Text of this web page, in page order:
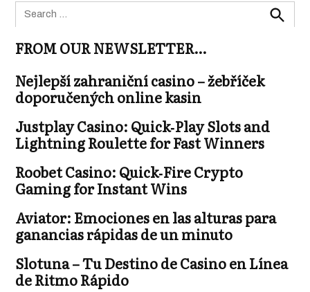
Search
for:
Search
FROM OUR NEWSLETTER…
Nejlepší zahraniční casino – žebříček
doporučených online kasin
Justplay Casino: Quick‑Play Slots and
Lightning Roulette for Fast Winners
Roobet Casino: Quick‑Fire Crypto
Gaming for Instant Wins
Aviator: Emociones en las alturas para
ganancias rápidas de un minuto
Slotuna – Tu Destino de Casino en Línea
de Ritmo Rápido